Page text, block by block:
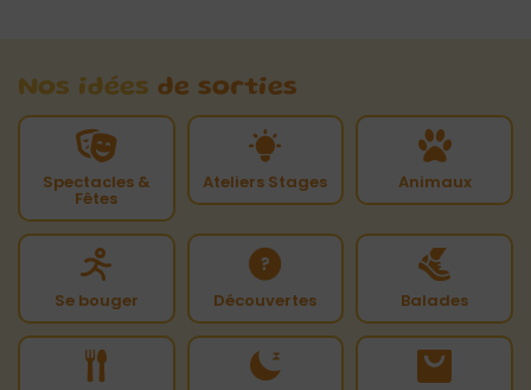
Nos idées de sorties
Spectacles &
Fêtes
Ateliers Stages Animaux
Se bouger Découvertes Balades